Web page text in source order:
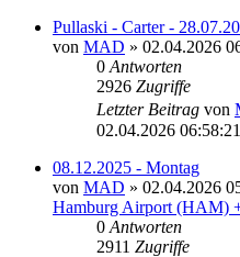
Pullaski - Carter -
von MAD » 02.04.2026
0 Antworten
2926 Zugriffe
Letzter Beitrag von
02.04.2026 06:58:21
08.12.2025 - Montag
von MAD » 02.04.2026
Hamburg Airport (HAM)
0 Antworten
2911 Zugriffe